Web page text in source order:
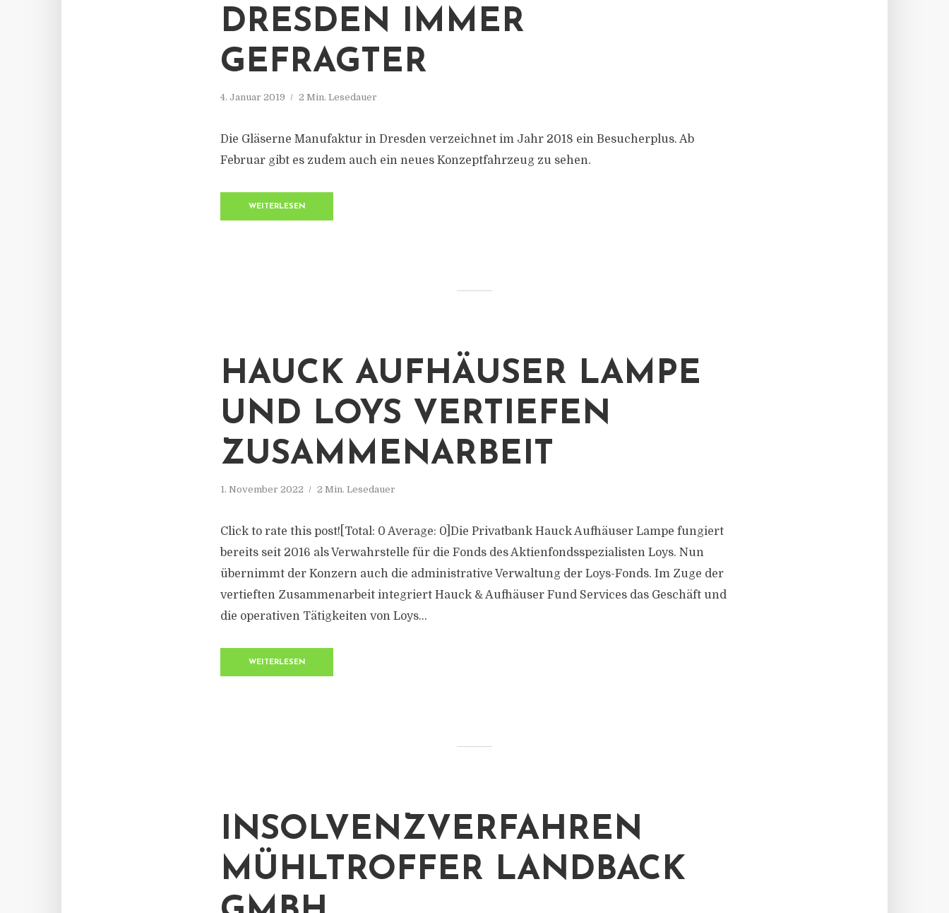
DRESDEN IMMER
GEFRAGTER
4. Januar 2019 2 Min. Lesedauer
Die Gläserne Manufaktur in Dresden verzeichnet im Jahr 2018 ein Besucherplus. Ab
Februar gibt es zudem auch ein neues Konzeptfahrzeug zu sehen.
WEITERLESEN
HAUCK AUFHÄUSER LAMPE
UND LOYS VERTIEFEN
ZUSAMMENARBEIT
1. November 2022 2 Min. Lesedauer
Click to rate this post![Total: 0 Average: 0]Die Privatbank Hauck Aufhäuser Lampe fungiert
bereits seit 2016 als Verwahrstelle für die Fonds des Aktienfondsspezialisten Loys. Nun
übernimmt der Konzern auch die administrative Verwaltung der Loys-Fonds. Im Zuge der
vertieften Zusammenarbeit integriert Hauck & Aufhäuser Fund Services das Geschäft und
die operativen Tätigkeiten von Loys...
WEITERLESEN
INSOLVENZVERFAHREN
MÜHLTROFFER LANDBACK